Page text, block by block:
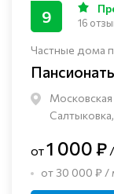
Частные дома
9 16
от1 000 ₽
от 30 000 ₽ /